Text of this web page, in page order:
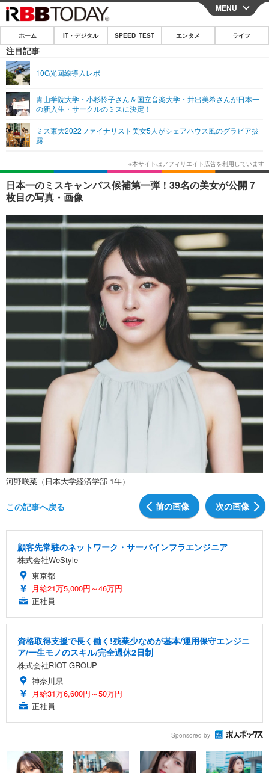
CLOSE
ホーム
IT・デジタル
ネタ
ショッピング その他
SPEED TEST
エンタメ
韓国・芸能
音楽 スポーツ
その他
ライフ
ライフTOP グルメ
ペット ショッピング
その他
リリース一覧
プッシュ通知の停止方法
MENU
ホーム IT・デジタル SPEED TEST エンタメ ライフ
注目記事
10G光回線導入レポ
青山学院大学・小杉怜子さん＆国立音楽大学・井出美希さんが日本一
の新入生・サークルのミスに決定！
ミス東大2022ファイナリスト美女5人がシェアハウス風のグラビア披
露
日本一のミスキャンパス候補第一弾！39名の美女が公開 7
枚目の写真・画像
河野咲菜（日本大学経済学部 1年）
前の画像 次の画像
この記事へ戻る
顧客先常駐のネットワーク・サーバインフラエンジニア
株式会社WeStyle
東京都
月給21万5,000円～46万円
正社員
資格取得支援で長く働く!残業少なめが基本/運用保守エンジニ
ア/一生モノのスキル/完全週休2日制
株式会社RIOT GROUP
神奈川県
月給31万6,600円～50万円
正社員
Sponsored by